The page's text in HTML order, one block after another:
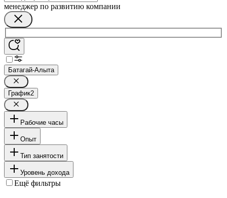
менеджер по развитию компании
Батагай-Алыта
График2
Рабочие часы
Опыт
Тип занятости
Уровень дохода
Ещё фильтры